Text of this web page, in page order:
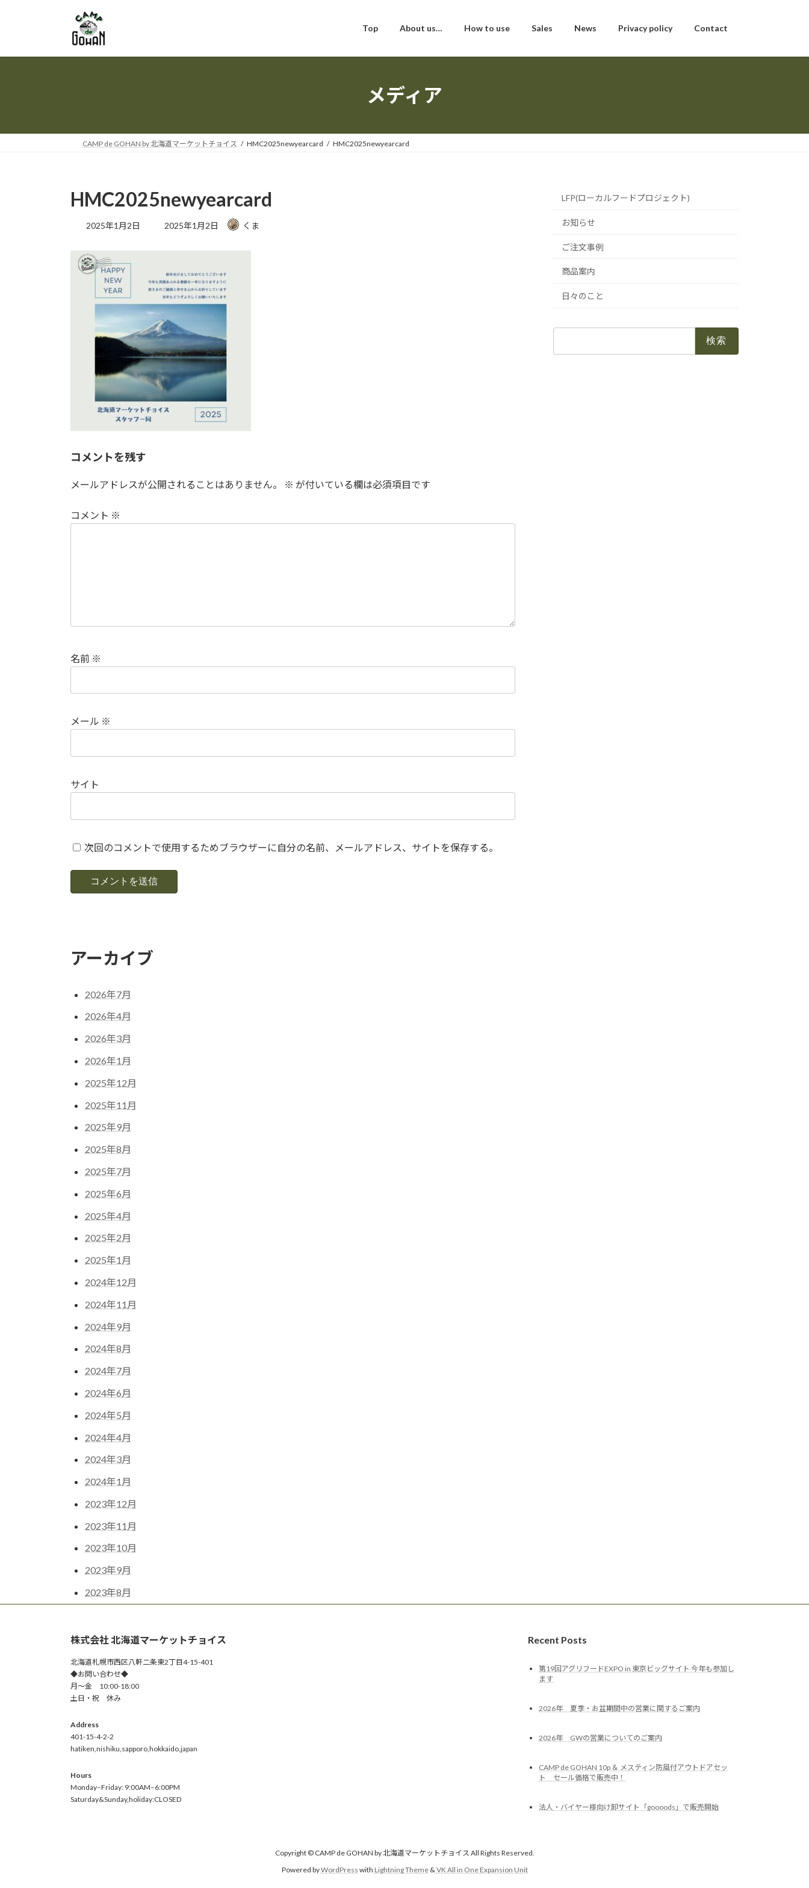
プ
動
Top About us… How to use Sales News Privacy policy Contact
メディア
CAMP de GOHAN by 北海道マーケットチョイス HMC2025newyearcard HMC2025newyearcard
HMC2025newyearcard
2025年1月2日
最
日
時
:
2025年1月2日 くま
コメントを残す
メールアドレスが公開されることはありません。 ※ が付いている欄は必須項目です
コメント ※
名前 ※
メール ※
サイト
次回のコメントで使用するためブラウザーに自分の名前、メールアドレス、サイトを保存する。
LFP(ローカルフードプロジェクト)
お知らせ
ご注文事例
商品案内
日々のこと
アーカイブ
2026年7月
2026年4月
2026年3月
2026年1月
2025年12月
2025年11月
2025年9月
2025年8月
2025年7月
2025年6月
2025年4月
2025年2月
2025年1月
2024年12月
2024年11月
2024年9月
2024年8月
2024年7月
2024年6月
2024年5月
2024年4月
2024年3月
2024年1月
2023年12月
2023年11月
2023年10月
2023年9月
2023年8月
株式会社 北海道マーケットチョイス
北海道札幌市西区八軒二条東2丁目4-15-401
◆お問い合わせ◆
月～金 10:00-18:00
土日・祝 休み
Address
401-15-4-2-2
hatiken,nishiku,sapporo,hokkaido,japan
Hours
Monday–Friday: 9:00AM–6:00PM
Saturday&Sunday,holiday:CLOSED
Recent Posts
第19回アグリフードEXPO in 東京ビッグサイト 今年も参加し
ます
2026年 夏季・お盆期間中の営業に関するご案内
2026年 GWの営業についてのご案内
CAMP de GOHAN 10p ＆ メスティン防風付アウトドアセッ
ト セール価格で販売中！
法人・バイヤー様向け卸サイト「goooods」で販売開始
Copyright © CAMP de GOHAN by 北海道マーケットチョイス All Rights Reserved.
Powered byWordPress with Lightning Theme&VK All in One Expansion Unit